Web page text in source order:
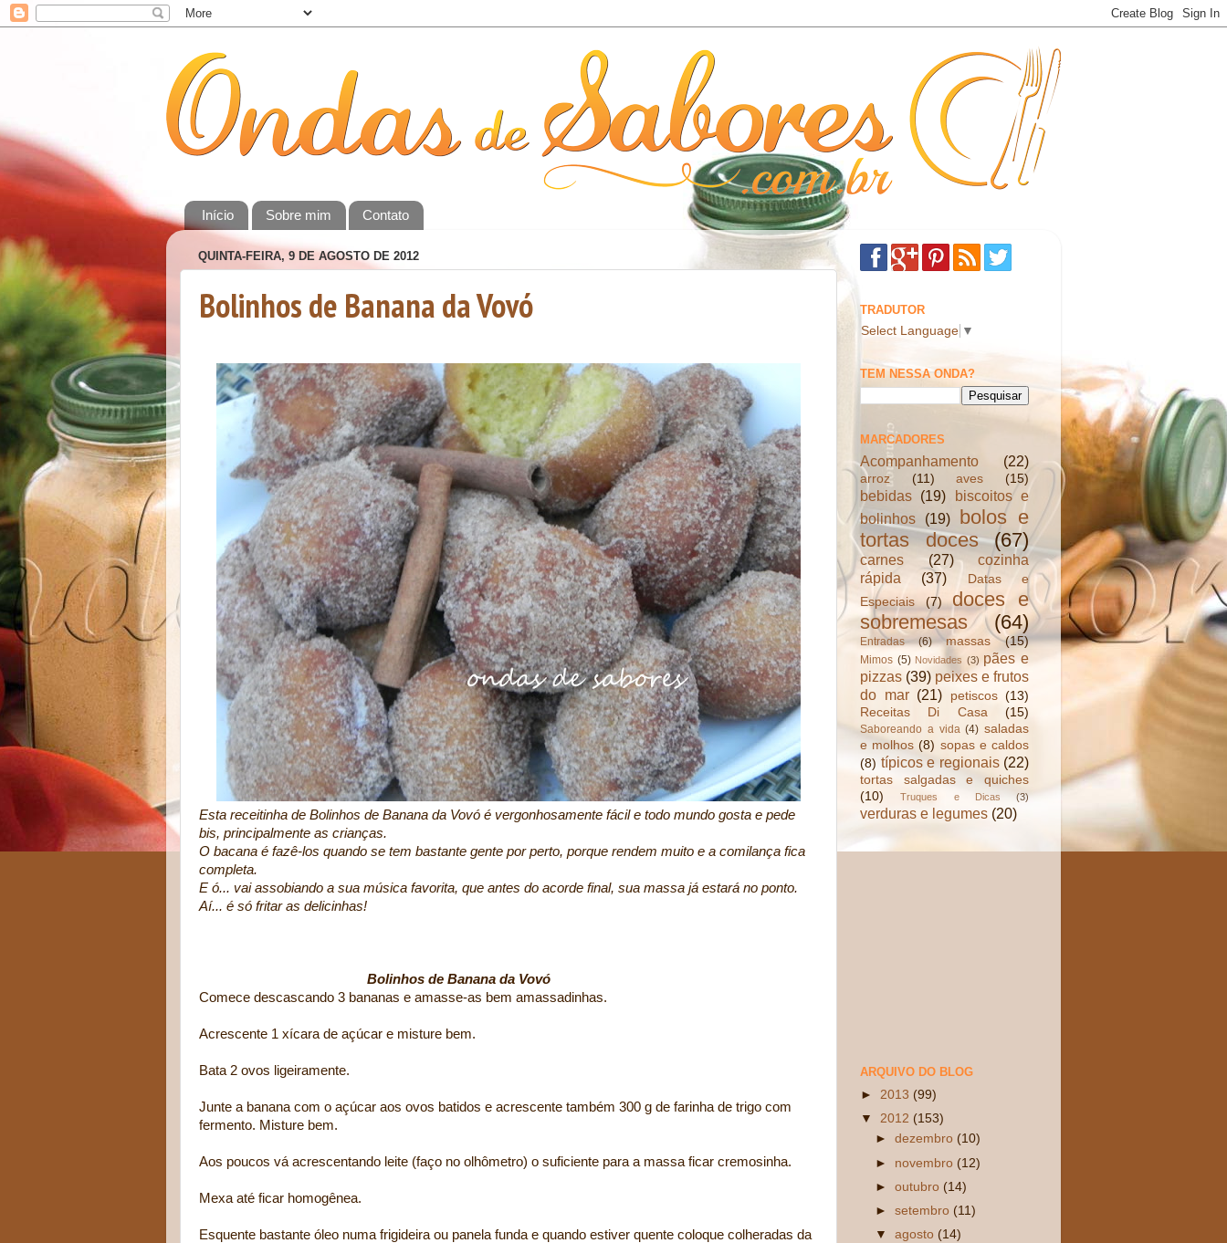
Início Sobre mim Contato
QUINTA-FEIRA, 9 DE AGOSTO DE 2012
Bolinhos de Banana da Vovó
Esta receitinha de Bolinhos de Banana da Vovó é vergonhosamente fácil e todo mundo gosta e pede
bis, principalmente as crianças.
O bacana é fazê-los quando se tem bastante gente por perto, porque rendem muito e a comilança fica
completa.
E ó... vai assobiando a sua música favorita, que antes do acorde final, sua massa já estará no ponto.
Aí... é só fritar as delicinhas!
Bolinhos de Banana da Vovó
Comece descascando 3 bananas e amasse-as bem amassadinhas.
Acrescente 1 xícara de açúcar e misture bem.
Bata 2 ovos ligeiramente.
Junte a banana com o açúcar aos ovos batidos e acrescente também 300 g de farinha de trigo com
fermento. Misture bem.
Aos poucos vá acrescentando leite (faço no olhômetro) o suficiente para a massa ficar cremosinha.
Mexa até ficar homogênea.
Esquente bastante óleo numa frigideira ou panela funda e quando estiver quente coloque colheradas da
TRADUTOR
Select Language ▼
TEM NESSA ONDA?
MARCADORES
Acompanhamento (22)
arroz (11) aves (15)
bebidas (19)
biscoitos e
bolinhos
(19)
bolos e
tortas doces
(67)
carnes (27)
cozinha
rápida
(37)
Datas e
Especiais
(7)
doces e
sobremesas
(64)
Entradas (6) massas (15)
Mimos (5) Novidades (3) pães e
pizzas (39) peixes e frutos
do mar (21) petiscos (13)
Receitas Di Casa
(15)
Saboreando a vida (4) saladas
e molhos (8) sopas e caldos
(8) típicos e regionais (22)
tortas salgadas e quiches
(10)
Truques e Dicas (3)
verduras e legumes (20)
ARQUIVO DO BLOG
► 2013 (99)
▼ 2012 (153)
►dezembro (10)
► novembro (12)
►outubro (14)
►setembro (11)
▼agosto (14)